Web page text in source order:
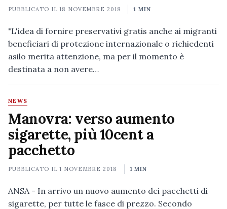
PUBBLICATO IL18 NOVEMBRE 2018 1 MIN
"L'idea di fornire preservativi gratis anche ai migranti
beneficiari di protezione internazionale o richiedenti
asilo merita attenzione, ma per il momento è
destinata a non avere…
NEWS
Manovra: verso aumento
sigarette, più 10cent a
pacchetto
PUBBLICATO IL1 NOVEMBRE 2018 1 MIN
ANSA - In arrivo un nuovo aumento dei pacchetti di
sigarette, per tutte le fasce di prezzo. Secondo